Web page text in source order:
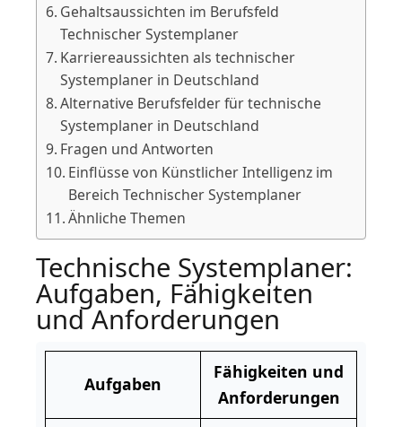
Gehaltsaussichten im Berufsfeld
Technischer Systemplaner
Karriereaussichten als technischer
Systemplaner in Deutschland
Alternative Berufsfelder für technische
Systemplaner in Deutschland
Fragen und Antworten
Einflüsse von Künstlicher Intelligenz im
Bereich Technischer Systemplaner
Ähnliche Themen
Technische Systemplaner:
Aufgaben, Fähigkeiten
und Anforderungen
Aufgaben
Fähigkeiten und
Anforderungen